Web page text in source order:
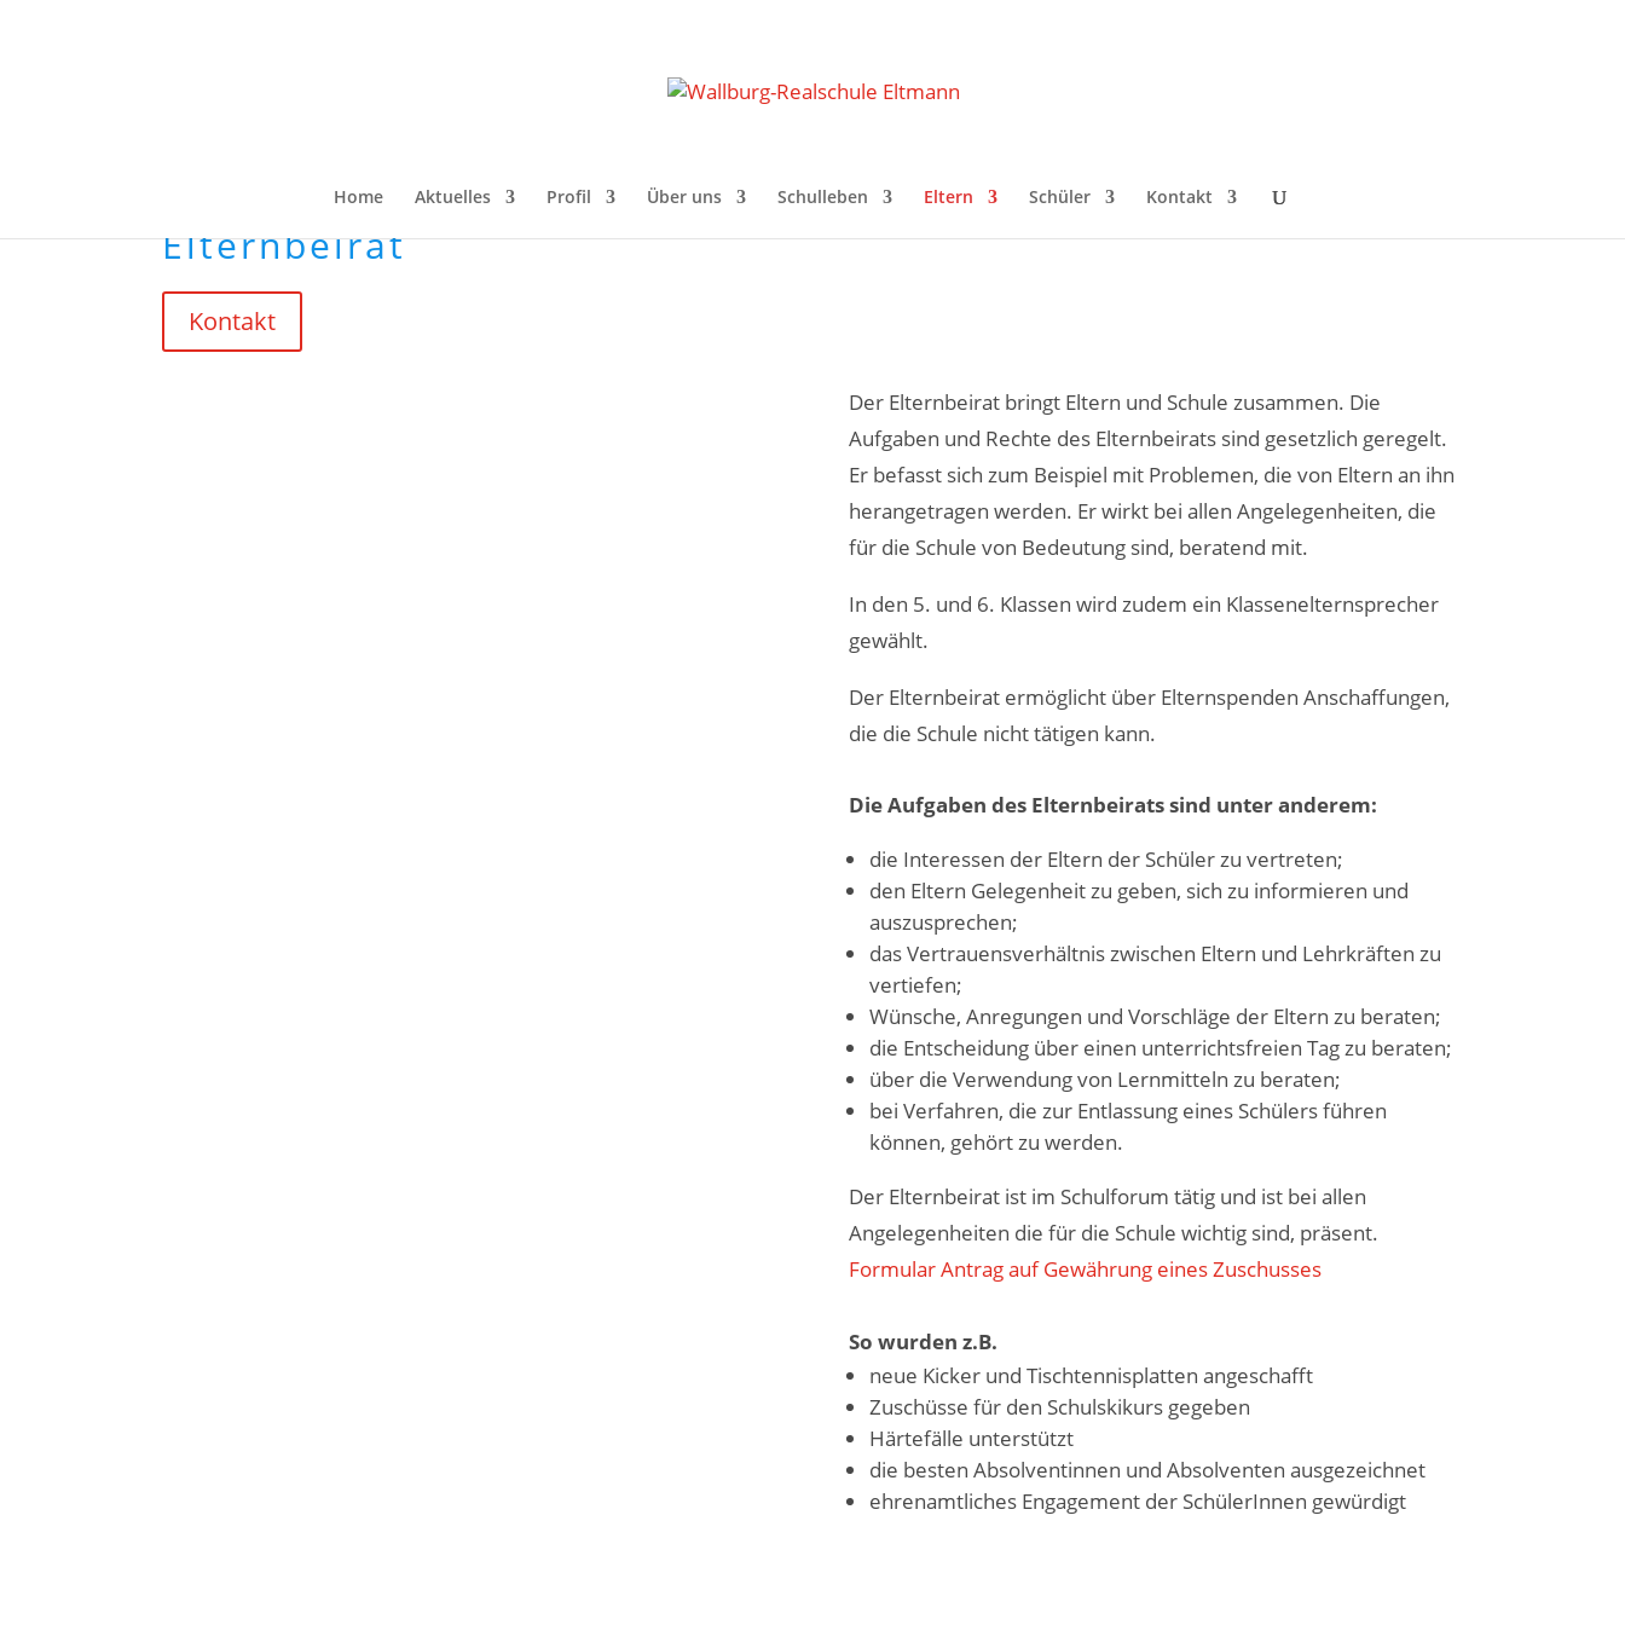
Home Aktuelles Profil Über uns Schulleben Eltern Schüler Kontakt
Elternbeirat
Kontakt
Der Elternbeirat bringt Eltern und Schule zusammen. Die
Aufgaben und Rechte des Elternbeirats sind gesetzlich geregelt.
Er befasst sich zum Beispiel mit Problemen, die von Eltern an ihn
herangetragen werden. Er wirkt bei allen Angelegenheiten, die
für die Schule von Bedeutung sind, beratend mit.
In den 5. und 6. Klassen wird zudem ein Klassenelternsprecher
gewählt.
Der Elternbeirat ermöglicht über Elternspenden Anschaffungen,
die die Schule nicht tätigen kann.
Die Aufgaben des Elternbeirats sind unter anderem:
die Interessen der Eltern der Schüler zu vertreten;
den Eltern Gelegenheit zu geben, sich zu informieren und
auszusprechen;
das Vertrauensverhältnis zwischen Eltern und Lehrkräften zu
vertiefen;
Wünsche, Anregungen und Vorschläge der Eltern zu beraten;
die Entscheidung über einen unterrichtsfreien Tag zu beraten;
über die Verwendung von Lernmitteln zu beraten;
bei Verfahren, die zur Entlassung eines Schülers führen
können, gehört zu werden.
Der Elternbeirat ist im Schulforum tätig und ist bei allen
Angelegenheiten die für die Schule wichtig sind, präsent.
Formular Antrag auf Gewährung eines Zuschusses
So wurden z.B.
neue Kicker und Tischtennisplatten angeschafft
Zuschüsse für den Schulskikurs gegeben
Härtefälle unterstützt
die besten Absolventinnen und Absolventen ausgezeichnet
ehrenamtliches Engagement der SchülerInnen gewürdigt